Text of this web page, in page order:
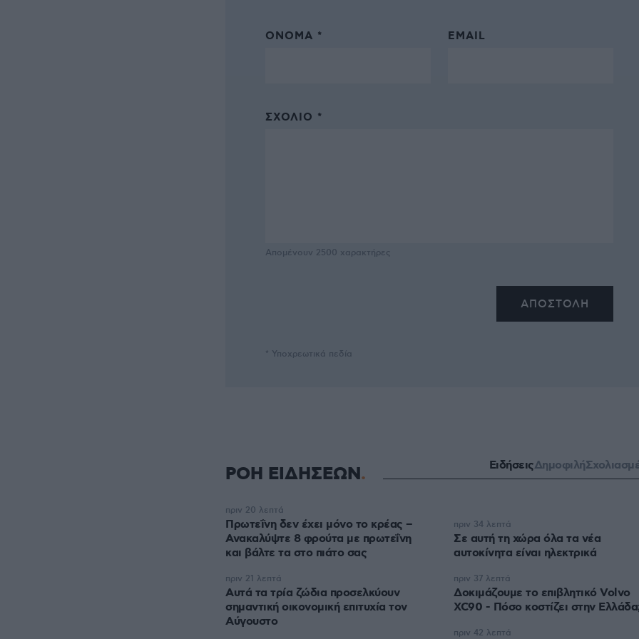
ΌΝΟΜΑ * EMAIL
ΣΧΌΛΙΟ *
Απομένουν 2500 χαρακτήρες
* Υποχρεωτικά πεδία
ΡΟΗ ΕΙΔΗΣΕΩΝ ΕιδήσειςΔημοφιλή
Πρωτεΐνη δεν έχει μόνο το κρέας –
Ανακαλύψτε 8 φρούτα με πρωτεΐνη
και βάλτε τα στο πιάτο σας
πριν 20 λεπτά
Αυτά τα τρία ζώδια προσελκύουν
σημαντική οικονομική επιτυχία τον
Αύγουστο
πριν 21 λεπτά
Σε αυτή τη χώρα όλα τα νέα
αυτοκίνητα είναι ηλεκτρικά
πριν 34 λεπτά
Δοκιμάζουμε το επιβλητικό Volvo
XC90 - Πόσο κοστίζει στην
πριν 37 λεπτά
πριν 42 λεπτά